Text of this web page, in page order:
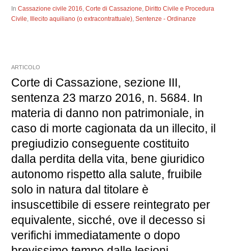
InCassazione civile 2016,Corte di Cassazione, Diritto Civile e Procedura
Civile, Illecito aquiliano (o extracontrattuale),Sentenze - Ordinanze
ARTICOLO
Corte di Cassazione, sezione III,
sentenza 23 marzo 2016, n. 5684. In
materia di danno non patrimoniale, in
caso di morte cagionata da un illecito, il
pregiudizio conseguente costituito
dalla perdita della vita, bene giuridico
autonomo rispetto alla salute, fruibile
solo in natura dal titolare è
insuscettibile di essere reintegrato per
equivalente, sicché, ove il decesso si
verifichi immediatamente o dopo